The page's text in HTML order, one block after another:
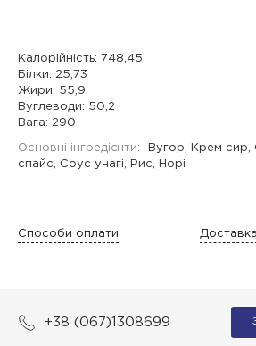
Калорійність: 748,45
Білки: 25,73
Жири: 55,9
Вуглеводи: 50,2
Вага: 290
Основні інгредієнти:
Вугор, Крем сир,
спайс, Соус унагі, Рис, Норі
Способи оплати Доставка
+38 (067)1308699